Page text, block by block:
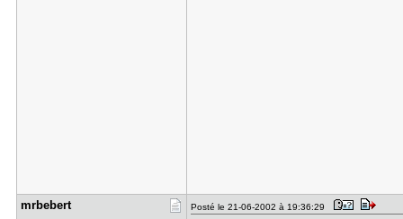
mrbebert Posté le 21-06-2002 à 19:36:29